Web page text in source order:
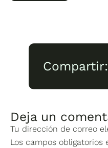
Compartir:
Deja un
Tu dirección de correo
Los campos obligatorios